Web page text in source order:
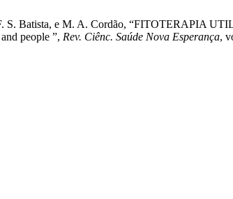
S. Batista, e M. A. Cordão, “FITOTERAPIA
people ”, Rev. Ciênc. Saúde Nova Esperança,